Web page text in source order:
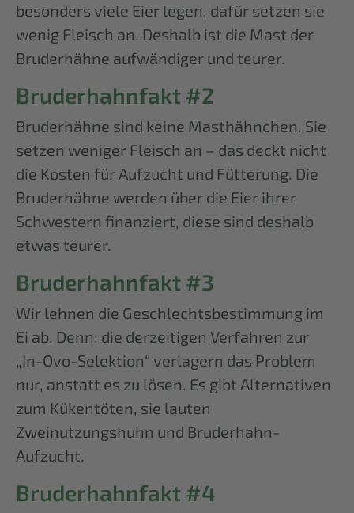
besonders viele Eier legen, dafür setzen sie
wenig Fleisch an. Deshalb ist die Mast der
Bruderhähne aufwändiger und teurer.
Bruderhahnfakt #2
Bruderhähne sind keine Masthähnchen. Sie
setzen weniger Fleisch an – das deckt nicht
die Kosten für Aufzucht und Fütterung. Die
Bruderhähne werden über die Eier ihrer
Schwestern finanziert, diese sind deshalb
etwas teurer.
Bruderhahnfakt #3
Wir lehnen die Geschlechtsbestimmung im
Ei ab. Denn: die derzeitigen Verfahren zur
„In-Ovo-Selektion“ verlagern das Problem
nur, anstatt es zu lösen. Es gibt Alternativen
zum Kükentöten, sie lauten
Zweinutzungshuhn und Bruderhahn-
Aufzucht.
Bruderhahnfakt #4